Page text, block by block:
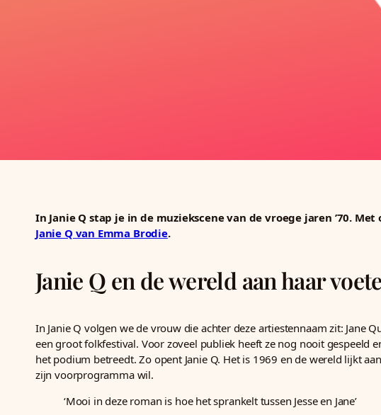
In Janie Q stap je in de muziekscene van de vroege jaren ’70.
Janie Q van Emma Brodie.
Janie Q en de wereld aan haar
In Janie Q volgen we de vrouw die achter deze artiestennaam zit: Jane
een groot folkfestival. Voor zoveel publiek heeft ze nog nooit gespeeld
het podium betreedt. Zo opent Janie Q. Het is 1969 en de wereld lijkt
zijn voorprogramma wil.
‘Mooi in deze roman is hoe het sprankelt tussen Jesse en Jane’